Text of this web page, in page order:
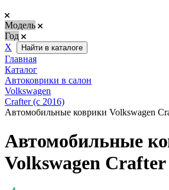
Модель
Год
Х
Найти в каталоге
Главная
Каталог
Автоковрики в салон
Volkswagen
Crafter (с 2016)
Автомобильные коврики Volkswagen
Автомобильные
Volkswagen Crafter